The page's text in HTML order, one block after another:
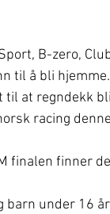
B-zero,
til å bli
til at regndekk
racing
finalen finner
barn under 16